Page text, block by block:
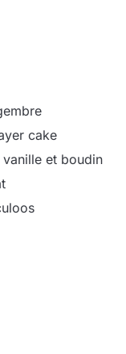
cake
et boudin